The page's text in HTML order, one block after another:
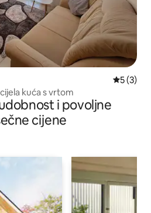
5 (3)
kuća s vrtom
i povoljne
cijene